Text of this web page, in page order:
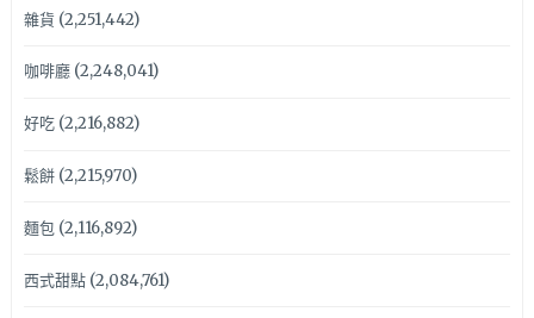
雜貨 (2,251,442)
咖啡廳(2,248,041)
好吃(2,216,882)
鬆餅(2,215,970)
麵包(2,116,892)
西式甜點(2,084,761)